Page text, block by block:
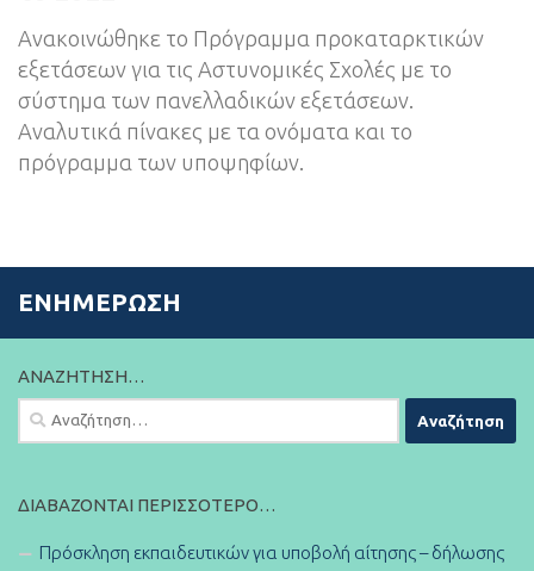
Ανακοινώθηκε το Πρόγραμμα προκαταρκτικών
εξετάσεων για τις Αστυνομικές Σχολές με το
σύστημα των πανελλαδικών εξετάσεων.
Αναλυτικά πίνακες με τα ονόματα και το
πρόγραμμα των υποψηφίων.
ΕΝΗΜΈΡΩΣΗ
ΑΝΑΖΉΤΗΣΗ…
Αναζήτηση
για:
ΔΙΑΒΆΖΟΝΤΑΙ ΠΕΡΙΣΣΌΤΕΡΟ…
Πρόσκληση εκπαιδευτικών για υποβολή αίτησης – δήλωσης